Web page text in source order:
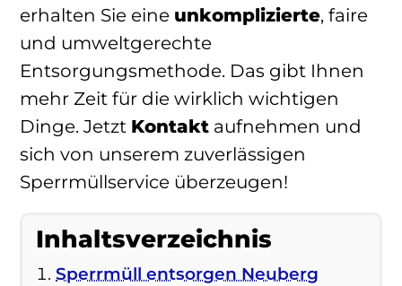
erhalten Sie eine unkomplizierte, faire
und umweltgerechte
Entsorgungsmethode. Das gibt Ihnen
mehr Zeit für die wirklich wichtigen
Dinge. Jetzt Kontakt aufnehmen und
sich von unserem zuverlässigen
Sperrmüllservice überzeugen!
Inhaltsverzeichnis
Sperrmüll entsorgen Neuberg